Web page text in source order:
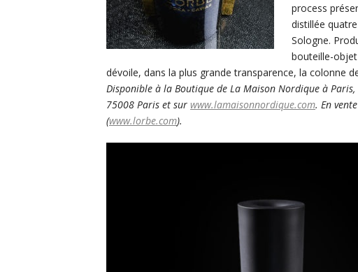
process
distillée
Sologne.
bouteille-
dévoile, dans la plus grande transparence, la colonne
Disponible à la Boutique de La Maison Nordique à
75008 Paris et sur www.lamaisonnordique.com. En
(www.lorbe.com).